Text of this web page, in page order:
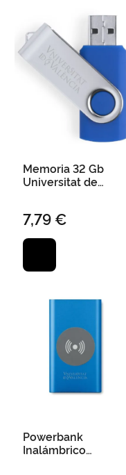
Memoria 32 Gb
Universitat de
7,79 €
Powerbank
Inalámbrico